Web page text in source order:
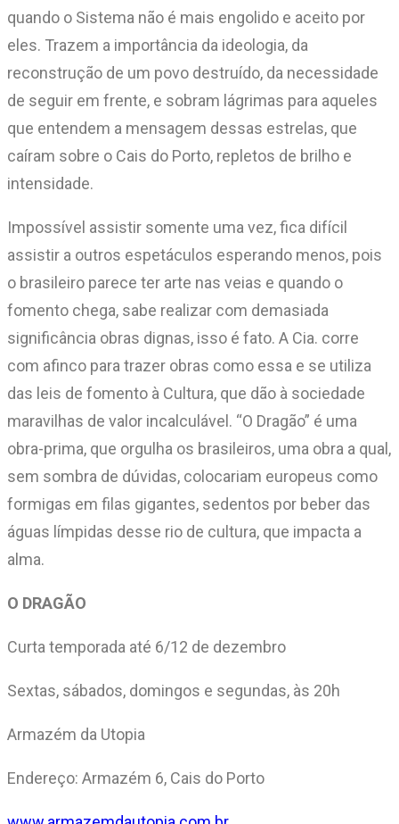
quando o Sistema não é mais engolido e aceito por
eles. Trazem a importância da ideologia, da
reconstrução de um povo destruído, da necessidade
de seguir em frente, e sobram lágrimas para aqueles
que entendem a mensagem dessas estrelas, que
caíram sobre o Cais do Porto, repletos de brilho e
intensidade.
Impossível assistir somente uma vez, fica difícil
assistir a outros espetáculos esperando menos, pois
o brasileiro parece ter arte nas veias e quando o
fomento chega, sabe realizar com demasiada
significância obras dignas, isso é fato. A Cia. corre
com afinco para trazer obras como essa e se utiliza
das leis de fomento à Cultura, que dão à sociedade
maravilhas de valor incalculável. “O Dragão” é uma
obra-prima, que orgulha os brasileiros, uma obra a qual,
sem sombra de dúvidas, colocariam europeus como
formigas em filas gigantes, sedentos por beber das
águas límpidas desse rio de cultura, que impacta a
alma.
O DRAGÃO
Curta temporada até 6/12 de dezembro
Sextas, sábados, domingos e segundas, às 20h
Armazém da Utopia
Endereço: Armazém 6, Cais do Porto